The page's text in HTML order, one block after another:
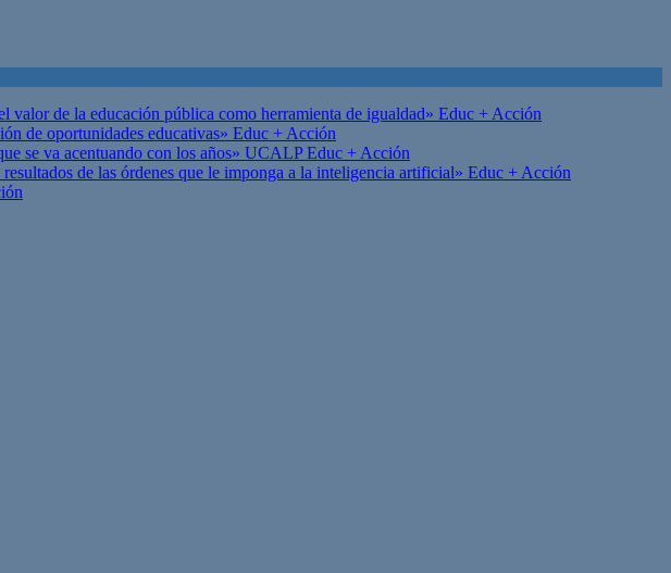
de la educación pública como herramienta de igualdad» Educ + Acción
de oportunidades educativas» Educ + Acción
se va acentuando con los años» UCALPEduc + Acción
de las órdenes que le imponga a la inteligencia artificial» Educ + Acción